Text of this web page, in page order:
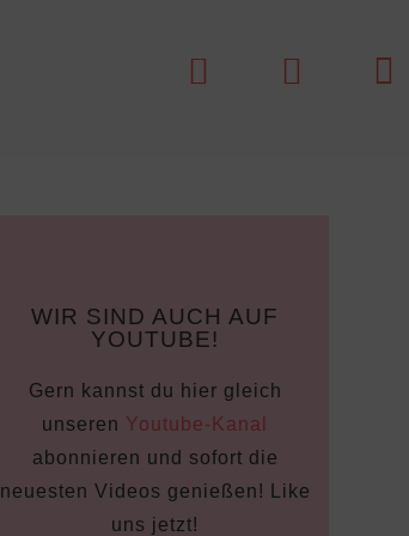
WIR SIND AUCH AUF
YOUTUBE!
Gern kannst du hier gleich
unseren Youtube-Kanal
abonnieren und sofort die
neuesten Videos genießen! Like
uns jetzt!